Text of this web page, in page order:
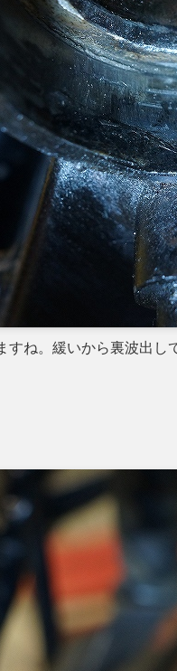
すね。緩いから裏波出